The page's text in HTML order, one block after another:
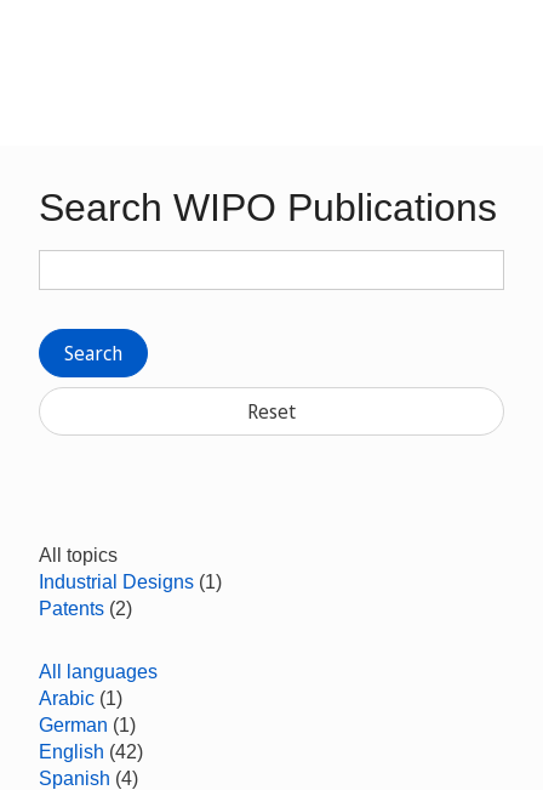
Search WIPO Publications
Search
Reset
All topics
Industrial Designs (1)
Patents (2)
All languages
Arabic (1)
German (1)
English (42)
Spanish (4)